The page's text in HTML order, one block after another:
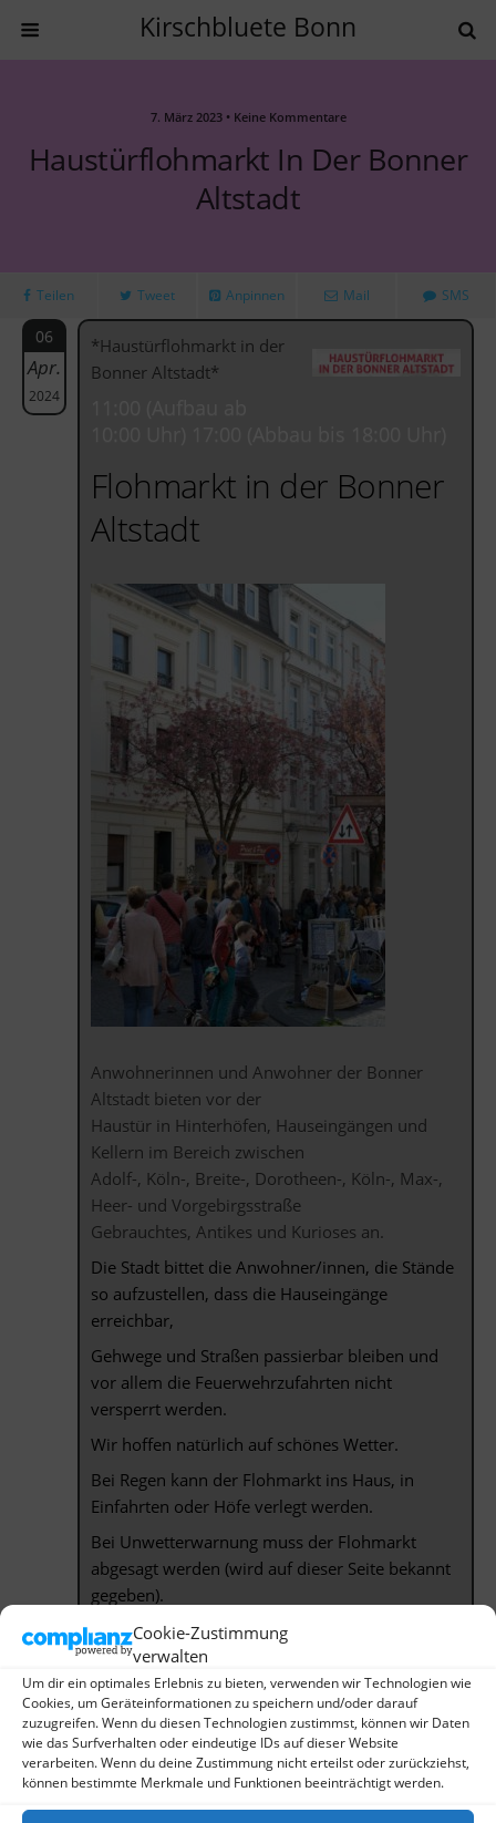
Cookie-Zustimmung
verwalten
Um dir ein optimales Erlebnis zu bieten, verwenden wir Technologien wie
Cookies, um Geräteinformationen zu speichern und/oder darauf
zuzugreifen. Wenn du diesen Technologien zustimmst, können wir Daten
wie das Surfverhalten oder eindeutige IDs auf dieser Website
verarbeiten. Wenn du deine Zustimmung nicht erteilst oder zurückziehst,
können bestimmte Merkmale und Funktionen beeinträchtigt werden.
Kirschbluete Bonn
7. März 2023 • Keine Kommentare
Haustürflohmarkt In Der Bonner
Altstadt
Teilen Tweet Anpinnen Mail SMS
06
Apr.
2024
*Haustürflohmarkt in der
Bonner Altstadt*
Flohmarkt in der Bonner
Altstadt
Anwohnerinnen und Anwohner der Bonner
Altstadt bieten vor der
Haustür in Hinterhöfen, Hauseingängen und
Kellern im Bereich zwischen
Adolf-, Köln-, Breite-, Dorotheen-, Köln-, Max-,
Heer- und Vorgebirgsstraße
Gebrauchtes, Antikes und Kurioses an.
Die Stadt bittet die Anwohner/innen, die Stände
so aufzustellen, dass die Hauseingänge
erreichbar,
Gehwege und Straßen passierbar bleiben und
vor allem die Feuerwehrzufahrten nicht
versperrt werden.
Wir hoffen natürlich auf schönes Wetter.
Bei Regen kann der Flohmarkt ins Haus, in
Einfahrten oder Höfe verlegt werden.
Bei Unwetterwarnung muss der Flohmarkt
abgesagt werden (wird auf dieser Seite bekannt
gegeben).
Die für den Flohmarkt
vorgesehenen
Straßen(abschnitte) sind:
Breitestraße (von Maxstraße bis
Kölnstraße),
Maxstraße